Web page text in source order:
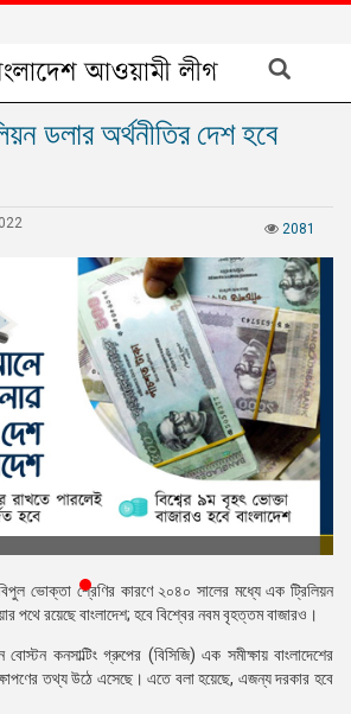
ডলার অর্থনীতির দেশ হবে
2081
ভোক্তা শ্রেণির কারণে ২০৪০ সালের মধ্যে এক ট্রিলিয়ন
পথে রয়েছে বাংলাদেশ; হবে বিশ্বের নবম বৃহত্তম বাজারও।
বোস্টন কনসাল্টিং গ্রুপের (বিসিজি) এক সমীক্ষায় বাংলাদেশের
তথ্য উঠে এসেছে। এতে বলা হয়েছে, এজন্য দরকার হবে